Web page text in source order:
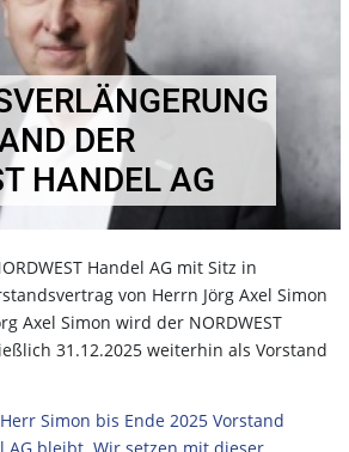
DER
HANDEL AG
Handel AG mit Sitz in
von Herrn Jörg Axel Simon
Axel Simon wird der NORDWEST
31.12.2025 weiterhin als Vorstand
Simon bis Ende 2025 Vorstand